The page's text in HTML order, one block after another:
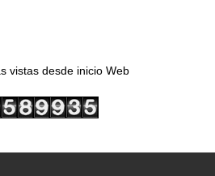
vistas desde inicio Web